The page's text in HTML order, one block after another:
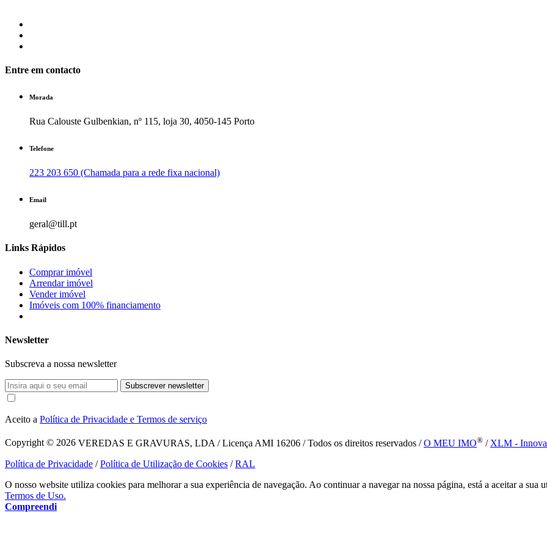
Entre em contacto
Morada
Rua Calouste Gulbenkian, nº 115, loja 30, 4050-145 Porto
Telefone
223 203 650 (Chamada para a rede fixa nacional)
Email
geral@till.pt
Links Rápidos
Comprar imóvel
Arrendar imóvel
Vender imóvel
Imóveis com 100% financiamento
Newsletter
Subscreva a nossa newsletter
Subscrever newsletter
Aceito a Política de Privacidade e Termos de serviço
Copyright © 2026 VEREDAS E GRAVURAS, LDA / Licença AMI 16206 / Todos os direitos reservados /O MEU IMO® / XLM -
Política de Privacidade /Política de Utilização de Cookies /RAL
O nosso website utiliza cookies para melhorar a sua experiência de navegação. Ao continuar a navegar na nossa página, está a aceitar a sua
Termos de Uso.
Compreendi